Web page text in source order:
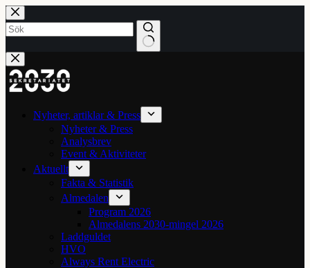
Hoppa
till
innehåll
Inga
resultat
Nyheter, artiklar & Press
Nyheter & Press
Analysbrev
Event & Aktiviteter
Aktuellt
Fakta & Statistik
Almedalen
Program 2026
Almedalens 2030-mingel 2026
Laddguldet
HVO
Always Rent Electric